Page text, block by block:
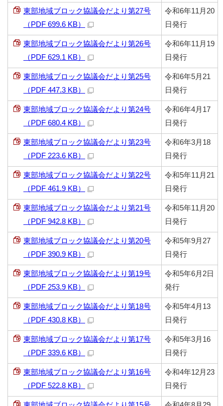
東部地域ブロック協議会だより第27号
（PDF 699.6 KB）
令和6年11月20
日発行
東部地域ブロック協議会だより第26号
（PDF 629.1 KB）
令和6年11月19
日発行
東部地域ブロック協議会だより第25号
（PDF 447.3 KB）
令和6年5月21
日発行
東部地域ブロック協議会だより第24号
（PDF 680.4 KB）
令和6年4月17
日発行
東部地域ブロック協議会だより第23号
（PDF 223.6 KB）
令和6年3月18
日発行
東部地域ブロック協議会だより第22号
（PDF 461.9 KB）
令和5年11月21
日発行
東部地域ブロック協議会だより第21号
（PDF 942.8 KB）
令和5年11月20
日発行
東部地域ブロック協議会だより第20号
（PDF 390.9 KB）
令和5年9月27
日発行
東部地域ブロック協議会だより第19号
（PDF 253.9 KB）
令和5年6月2日
発行
東部地域ブロック協議会だより第18号
（PDF 430.8 KB）
令和5年4月13
日発行
東部地域ブロック協議会だより第17号
（PDF 339.6 KB）
令和5年3月16
日発行
東部地域ブロック協議会だより第16号
（PDF 522.8 KB）
令和4年12月23
日発行